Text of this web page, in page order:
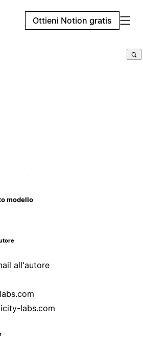
Ottieni Notion gratis
modello
all'autore
labs.com